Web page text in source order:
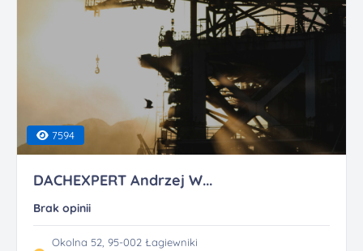
7594
DACHEXPERT Andrzej W...
Brak opinii
Okolna 52, 95-002 Łagiewniki